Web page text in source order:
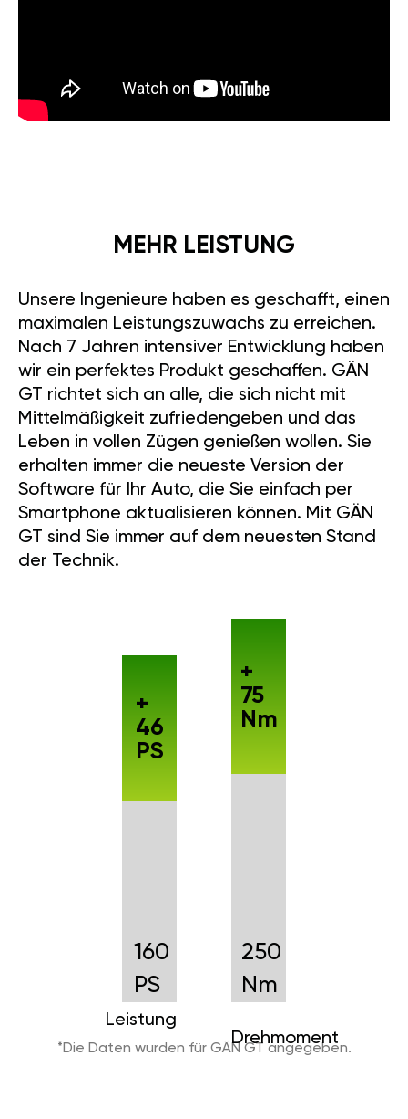
MEHR LEISTUNG
Unsere Ingenieure haben es geschafft, einen
maximalen Leistungszuwachs zu erreichen.
Nach 7 Jahren intensiver Entwicklung haben
wir ein perfektes Produkt geschaffen. GÄN
GT richtet sich an alle, die sich nicht mit
Mittelmäßigkeit zufriedengeben und das
Leben in vollen Zügen genießen wollen. Sie
erhalten immer die neueste Version der
Software für Ihr Auto, die Sie einfach per
Smartphone aktualisieren können. Mit GÄN
GT sind Sie immer auf dem neuesten Stand
der Technik.
160
PS
Leistung
+
46
PS
250
Nm
Drehmoment
+
75
Nm
*Die Daten wurden für GÄN GT angegeben.